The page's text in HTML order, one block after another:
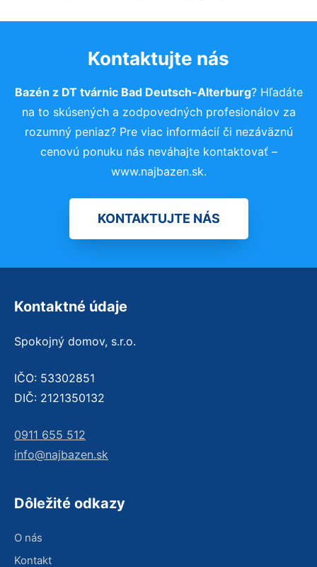
Kontaktujte nás
Bazén z DT tvárnic Bad Deutsch-Alterburg? Hľadáte
na to skúsených a zodpovedných profesionálov za
rozumný peniaz? Pre viac informácií či nezáväznú
cenovú ponuku nás neváhajte kontaktovať –
www.najbazen.sk.
KONTAKTUJTE NÁS
Kontaktné údaje
Spokojný domov, s.r.o.
IČO: 53302851
DIČ: 2121350132
0911 655 512
info@najbazen.sk
Dôležité odkazy
O nás
Kontakt